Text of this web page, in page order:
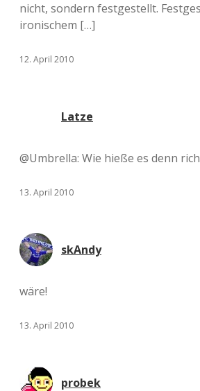
nicht, sondern festgestellt.
ironischem […]
12. April 2010
Latze
@Umbrella: Wie hieße es denn
13. April 2010
skAndy
wäre!
13. April 2010
probek